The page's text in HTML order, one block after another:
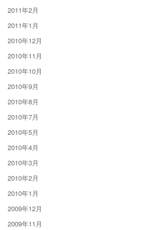
2011年2月
2011年1月
2010年12月
2010年11月
2010年10月
2010年9月
2010年8月
2010年7月
2010年5月
2010年4月
2010年3月
2010年2月
2010年1月
2009年12月
2009年11月